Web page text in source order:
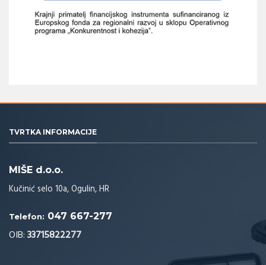
TVRTKA INFORMACIJE
MIŠE d.o.o.
Kučinić selo 10a, Ogulin, HR
Telefon: 047 667-277
OIB:33715822277